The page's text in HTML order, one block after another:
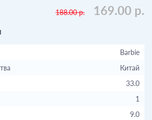
188.00 р. 169.00 р.
Barbie
Китай
33.0
1
9.0